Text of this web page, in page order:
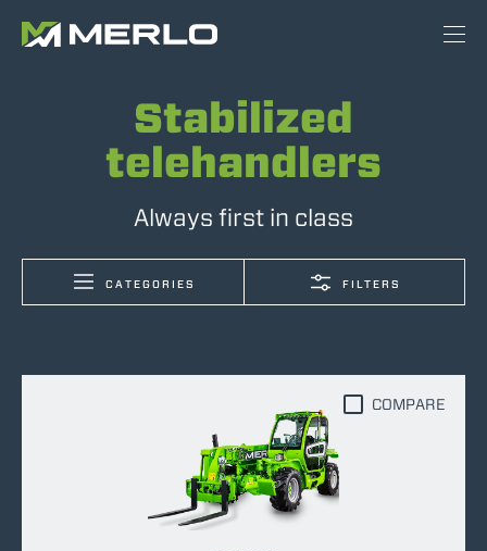
Stabilized
telehandlers
Always first in class
CATEGORIES FILTERS
COMPARE